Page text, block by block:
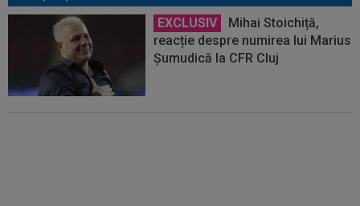
EXCLUSIV
Mihai Stoichiță,
reacție despre numirea lui Marius
Șumudică la CFR Cluj